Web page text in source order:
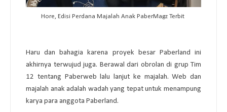
Hore, Edisi Perdana Majalah Anak PaberMagz Terbit
Haru dan bahagia karena proyek besar Paberland ini
akhirnya terwujud juga. Berawal dari obrolan di grup Tim
12 tentang Paberweb lalu lanjut ke majalah. Web dan
majalah anak adalah wadah yang tepat untuk menampung
karya para anggota Paberland.